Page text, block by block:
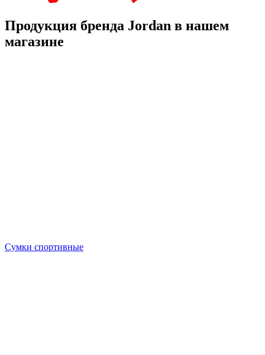
Продукция бренда Jordan в нашем
магазине
Сумки спортивные